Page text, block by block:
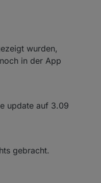
immer wieder ändert)
wir vor kurzem erst.
wurden,
in der App
update auf 3.09
gebracht.